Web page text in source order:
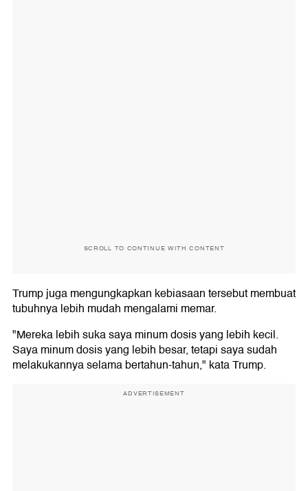
SCROLL TO CONTINUE WITH CONTENT
Trump juga mengungkapkan kebiasaan tersebut membuat
tubuhnya lebih mudah mengalami memar.
"Mereka lebih suka saya minum dosis yang lebih kecil.
Saya minum dosis yang lebih besar, tetapi saya sudah
melakukannya selama bertahun-tahun," kata Trump.
ADVERTISEMENT